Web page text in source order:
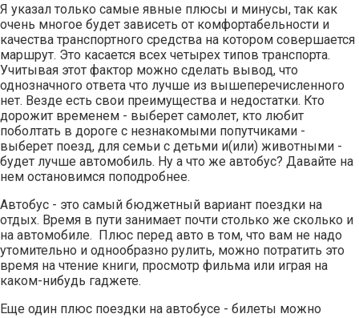
Я указал только самые явные плюсы и минусы, так как
очень многое будет зависеть от комфортабельности и
качества транспортного средства на котором совершается
маршрут. Это касается всех четырех типов транспорта.
Учитывая этот фактор можно сделать вывод, что
однозначного ответа что лучше из вышеперечисленного
нет. Везде есть свои преимущества и недостатки. Кто
дорожит временем - выберет самолет, кто любит
поболтать в дороге с незнакомыми попутчиками -
выберет поезд, для семьи с детьми и(или) животными -
будет лучше автомобиль. Ну а что же автобус? Давайте на
нем остановимся поподробнее.
Автобус - это самый бюджетный вариант поездки на
отдых. Время в пути занимает почти столько же сколько и
на автомобиле. Плюс перед авто в том, что вам не надо
утомительно и однообразно рулить, можно потратить это
время на чтение книги, просмотр фильма или играя на
каком-нибудь гаджете.
Еще один плюс поездки на автобусе - билеты можно